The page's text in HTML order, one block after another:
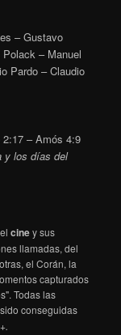
– Gustavo
– Manuel
Pardo – Claudio
– Amós 4:9
y los días del
ciney sus
llamadas, del
el Corán, la
capturados
Todas las
conseguidas